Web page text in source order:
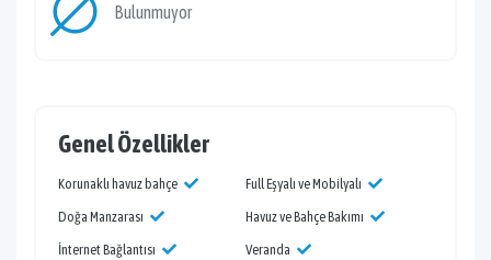
Bulunmuyor
Genel Özellikler
Korunaklı havuz bahçe
Full Eşyalı ve Mobilyalı
Doğa Manzarası
Havuz ve Bahçe Bakımı
İnternet Bağlantısı
Veranda